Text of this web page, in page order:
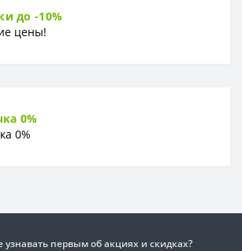
до -10%
цены!
0%
0%
узнавать первым об акциях и скидках?